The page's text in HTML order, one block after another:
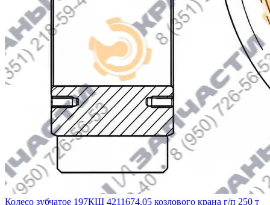
Колесо зубчатое 197КШ 4211674.05 козлового крана г/п 250 т